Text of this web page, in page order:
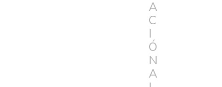
A
C
I
Ó
N
A